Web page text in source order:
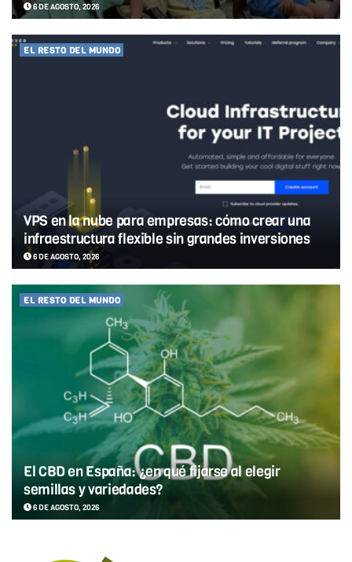
6 DE AGOSTO, 2026
EL RESTO DEL MUNDO
VPS en la nube para empresas: cómo crear una
infraestructura flexible sin grandes inversiones
6 DE AGOSTO, 2026
EL RESTO DEL MUNDO
El CBD en España: ¿en qué fijarse al elegir
semillas y variedades?
6 DE AGOSTO, 2026